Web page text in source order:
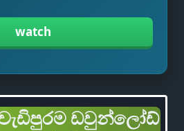
watch
ඩවුන්ලෝඩ්